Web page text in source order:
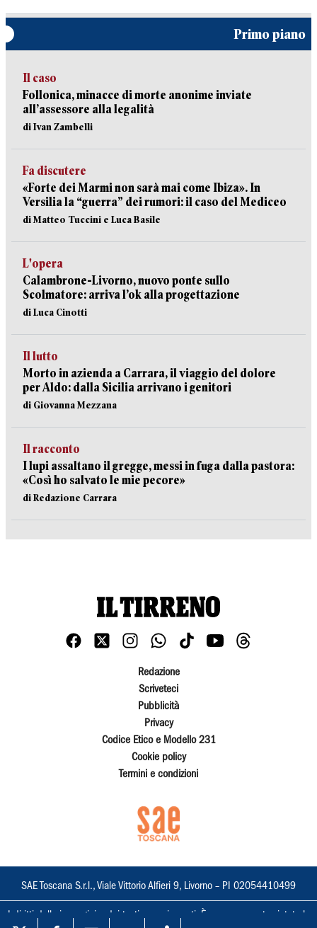
Primo piano
Il caso
Follonica, minacce di morte anonime inviate
all’assessore alla legalità
di Ivan Zambelli
Fa discutere
«Forte dei Marmi non sarà mai come Ibiza». In
Versilia la “guerra” dei rumori: il caso del Mediceo
di Matteo Tuccini e Luca Basile
L'opera
Calambrone-Livorno, nuovo ponte sullo
Scolmatore: arriva l’ok alla progettazione
di Luca Cinotti
Il lutto
Morto in azienda a Carrara, il viaggio del dolore
per Aldo: dalla Sicilia arrivano i genitori
di Giovanna Mezzana
Il racconto
I lupi assaltano il gregge, messi in fuga dalla pastora:
«Così ho salvato le mie pecore»
di Redazione Carrara
Redazione
Scriveteci
Pubblicità
Privacy
Codice Etico e Modello 231
Cookie policy
Termini e condizioni
SAE Toscana S.r.l., Viale Vittorio Alfieri 9, Livorno – PI 02054410499
I diritti delle immagini e dei testi sono riservati. È espressamente vietata la